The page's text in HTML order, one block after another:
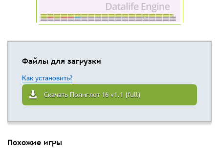
Файлы для загрузки
Как установить?
Скачать Полиглот 16 v1.1 (full)
Похожие игры